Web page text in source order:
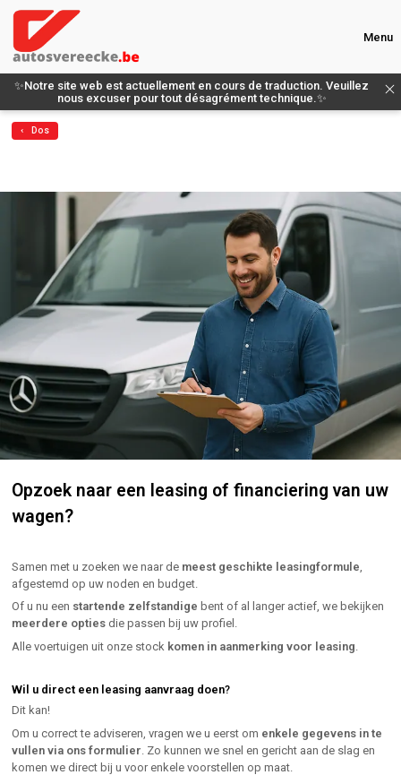
Menu
✨Notre site web est actuellement en cours de traduction. Veuillez
nous excuser pour tout désagrément technique.✨
‹ Dos
Opzoek naar een leasing of financiering van uw
wagen?
Samen met u zoeken we naar de meest geschikte leasingformule
afgestemd op uw noden en budget.
Of u nu een startende zelfstandige bent of al langer actief, we bekijken
meerdere opties die passen bij uw profiel.
Alle voertuigen uit onze stock komen in aanmerking voor leasing
Wil u direct een leasing aanvraag doen?
Dit kan!
Om u correct te adviseren, vragen we u eerst om enkele gegevens in te
vullen via ons formulier . Zo kunnen we snel en gericht aan de slag en
komen we direct bij u voor enkele voorstellen op maat.